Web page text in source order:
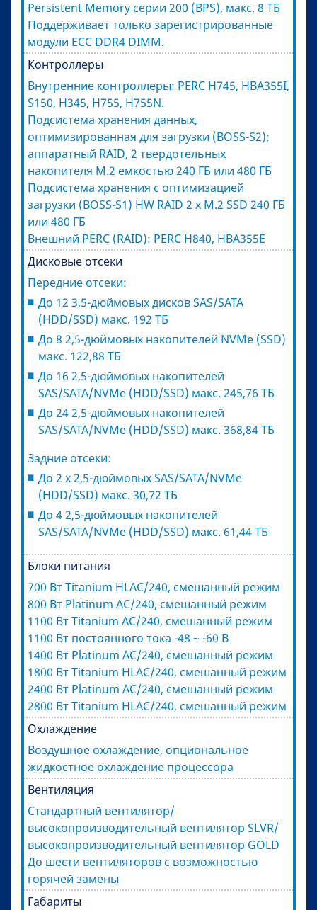
Persistent Memory серии 200 (BPS), макс. 8 ТБ
Поддерживает только зарегистрированные
модули ECC DDR4 DIMM.
Контроллеры
Внутренние контроллеры: PERC H745, HBA355I,
S150, H345, H755, H755N.
Подсистема хранения данных,
оптимизированная для загрузки (BOSS-S2):
аппаратный RAID, 2 твердотельных
накопителя M.2 емкостью 240 ГБ или 480 ГБ
Подсистема хранения с оптимизацией
загрузки (BOSS-S1) HW RAID 2 x M.2 SSD 240 ГБ
или 480 ГБ
Внешний PERC (RAID): PERC H840, HBA355E
Дисковые отсеки
Передние отсеки:
До 12 3,5-дюймовых дисков SAS/SATA
(HDD/SSD) макс. 192 ТБ
До 8 2,5-дюймовых накопителей NVMe (SSD)
макс. 122,88 ТБ
До 16 2,5-дюймовых накопителей
SAS/SATA/NVMe (HDD/SSD) макс. 245,76 ТБ
До 24 2,5-дюймовых накопителей
SAS/SATA/NVMe (HDD/SSD) макс. 368,84 ТБ
Задние отсеки:
До 2 x 2,5-дюймовых SAS/SATA/NVMe
(HDD/SSD) макс. 30,72 ТБ
До 4 2,5-дюймовых накопителей
SAS/SATA/NVMe (HDD/SSD) макс. 61,44 ТБ
Блоки питания
700 Вт Titanium HLAC/240, смешанный режим
800 Вт Platinum AC/240, смешанный режим
1100 Вт Titanium AC/240, смешанный режим
1100 Вт постоянного тока -48 ~ -60 В
1400 Вт Platinum AC/240, смешанный режим
1800 Вт Titanium HLAC/240, смешанный режим
2400 Вт Platinum AC/240, смешанный режим
2800 Вт Titanium HLAC/240, смешанный режим
Охлаждение
Воздушное охлаждение, опциональное
жидкостное охлаждение процессора
Вентиляция
Стандартный вентилятор/
высокопроизводительный вентилятор SLVR/
высокопроизводительный вентилятор GOLD
До шести вентиляторов с возможностью
горячей замены
Габариты